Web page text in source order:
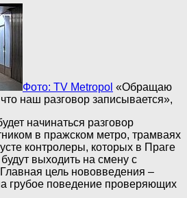
Фото: TV Metropol «Обращаю
наш разговор записывается»,
начинаться разговор
в пражском метро, трамваях
контролеры, которых в Праге
выходить на смену с
цель нововведения –
грубое поведение проверяющих